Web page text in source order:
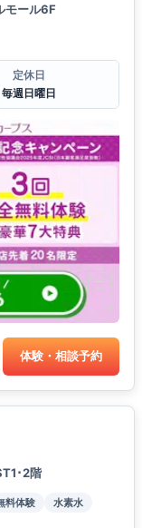
モール6F
定休日
毎週日曜日
体験・相談予約
･2階
料体験
水素水